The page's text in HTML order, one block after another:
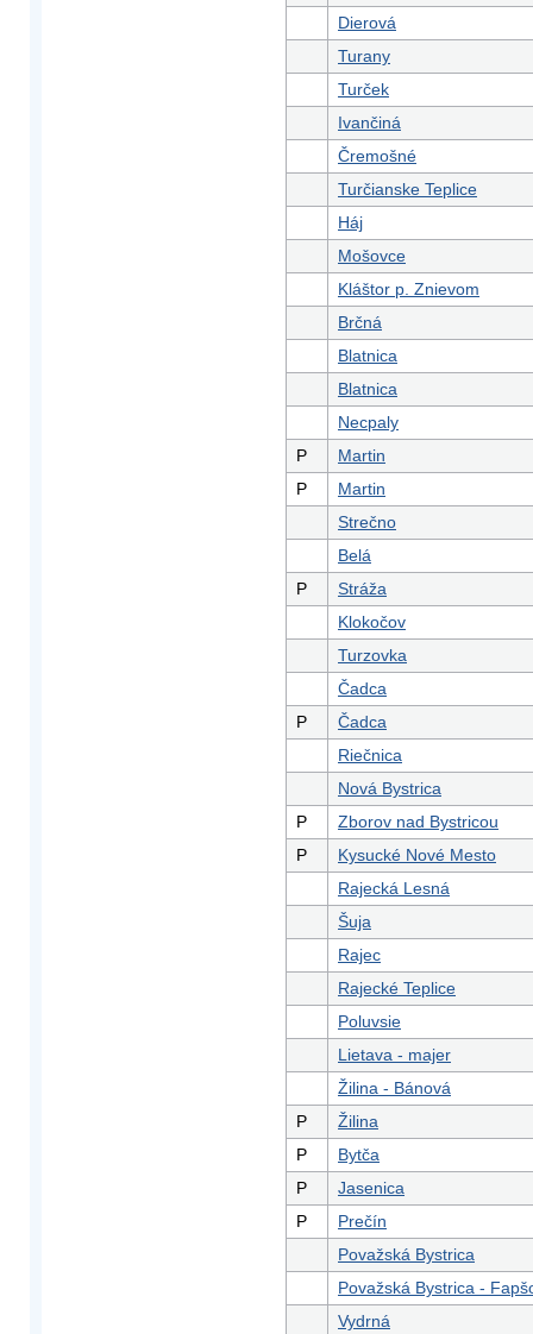
Dierová
Turany
Turček
Ivančiná
Čremošné
Turčianske Teplice
Háj
Mošovce
Kláštor p. Znievom
Brčná
Blatnica
Blatnica
Necpaly
P
Martin
P
Martin
Strečno
Belá
P
Stráža
Klokočov
Turzovka
Čadca
P
Čadca
Riečnica
Nová Bystrica
P
Zborov nad Bystricou
P
Kysucké Nové Mesto
Rajecká Lesná
Šuja
Rajec
Rajecké Teplice
Poluvsie
Lietava - majer
Žilina - Bánová
P
Žilina
P
Bytča
P
Jasenica
P
Prečín
Považská Bystrica
Považská Bystrica -
Vydrná